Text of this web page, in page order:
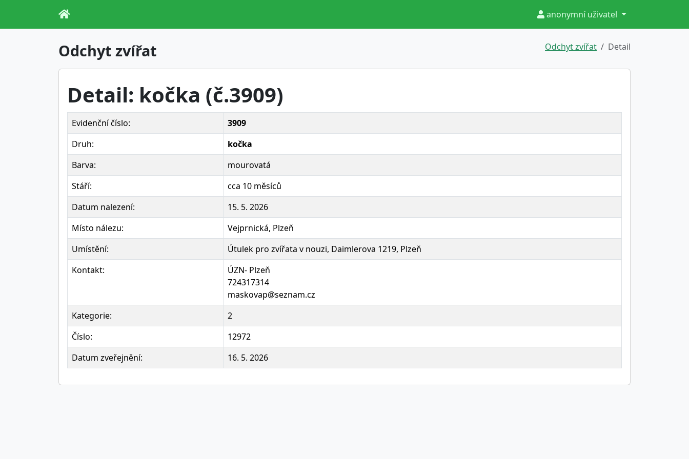
anonymní uživatel
Odchyt zvířat Odchyt zvířat Detail
Detail: kočka (č.3909)
Evidenční číslo:
3909
Druh:
kočka
Barva:
mourovatá
Stáří:
cca 10 měsíců
Datum nalezení:
15. 5. 2026
Místo nálezu:
Vejprnická, Plzeň
Umístění:
Útulek pro zvířata v nouzi, Daimlerova 1219, Plzeň
Kontakt:
ÚZN- Plzeň
724317314
maskovap@seznam.cz
Kategorie:
2
Číslo:
12972
Datum zveřejnění:
16. 5. 2026